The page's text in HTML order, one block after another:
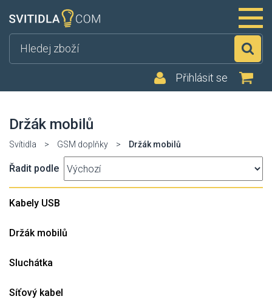
Přihlásit se
Držák mobilů
Svítidla > GSM doplňky > Držák mobilů
Řadit podle
Kabely USB
Držák mobilů
Sluchátka
Síťový kabel